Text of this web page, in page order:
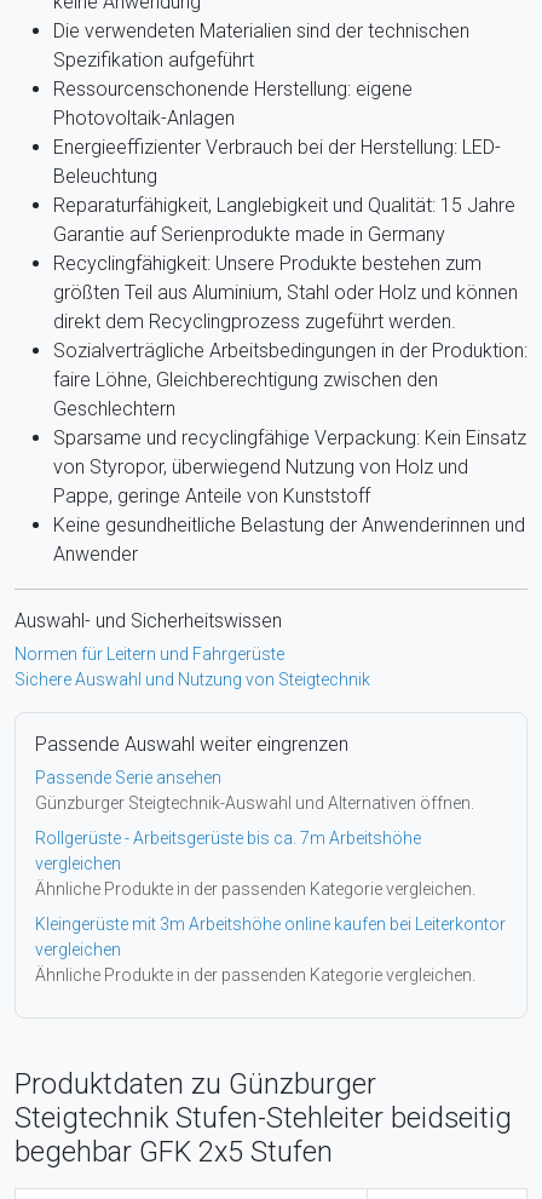
Die verwendeten Materialien sind der technischen
Spezifikation aufgeführt
Ressourcenschonende Herstellung: eigene
Photovoltaik-Anlagen
Energieeffizienter Verbrauch bei der Herstellung: LED-
Beleuchtung
Reparaturfähigkeit, Langlebigkeit und Qualität: 15 Jahre
Garantie auf Serienprodukte made in Germany
Recyclingfähigkeit: Unsere Produkte bestehen zum
größten Teil aus Aluminium, Stahl oder Holz und können
direkt dem Recyclingprozess zugeführt werden.
Sozialverträgliche Arbeitsbedingungen in der Produktion:
faire Löhne, Gleichberechtigung zwischen den
Geschlechtern
Sparsame und recyclingfähige Verpackung: Kein Einsatz
von Styropor, überwiegend Nutzung von Holz und
Pappe, geringe Anteile von Kunststoff
Keine gesundheitliche Belastung der Anwenderinnen und
Anwender
Auswahl- und Sicherheitswissen
Normen für Leitern und Fahrgerüste
Sichere Auswahl und Nutzung von Steigtechnik
Passende Auswahl weiter eingrenzen
Passende Serie ansehen
Günzburger Steigtechnik-Auswahl und Alternativen öffnen.
Rollgerüste - Arbeitsgerüste bis ca. 7m Arbeitshöhe
vergleichen
Ähnliche Produkte in der passenden Kategorie vergleichen.
Kleingerüste mit 3m Arbeitshöhe online kaufen bei Leiterkontor
vergleichen
Ähnliche Produkte in der passenden Kategorie vergleichen.
Produktdaten zu Günzburger
Steigtechnik Stufen-Stehleiter beidseitig
begehbar GFK 2x5 Stufen